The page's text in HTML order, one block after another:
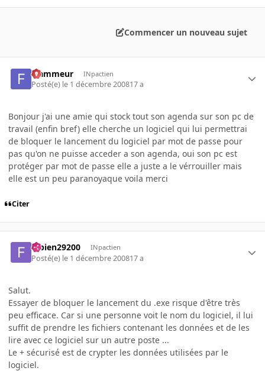
Commencer un nouveau sujet
Flammeur INpactien
Posté(e) le 1 décembre 200817 a
Bonjour j'ai une amie qui stock tout son agenda sur son pc de
travail (enfin bref) elle cherche un logiciel qui lui permettrai
de bloquer le lancement du logiciel par mot de passe pour
pas qu'on ne puisse acceder a son agenda, oui son pc est
protéger par mot de passe elle a juste a le vérrouiller mais
elle est un peu paranoyaque voila merci
Citer
fabien29200 INpactien
Posté(e) le 1 décembre 200817 a
Salut.
Essayer de bloquer le lancement du .exe risque d'être très
peu efficace. Car si une personne voit le nom du logiciel, il lui
suffit de prendre les fichiers contenant les données et de les
lire avec ce logiciel sur un autre poste ...
Le + sécurisé est de crypter les données utilisées par le
logiciel.